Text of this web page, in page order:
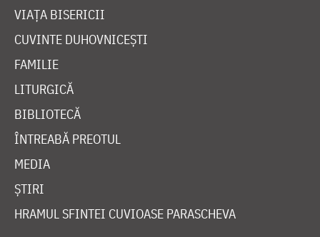
VIAȚA BISERICII
CUVINTE DUHOVNICEȘTI
FAMILIE
LITURGICĂ
BIBLIOTECĂ
ÎNTREABĂ PREOTUL
MEDIA
ȘTIRI
HRAMUL SFINTEI CUVIOASE PARASCHEVA